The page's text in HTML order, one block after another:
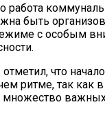
работа
быть
с особым
что
ритме, так как
множество